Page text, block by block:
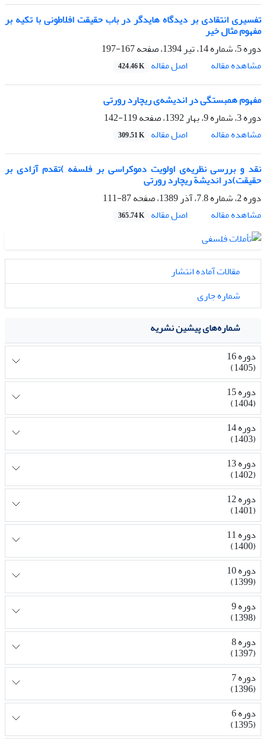
تفسیری انتقادی بر دیدگاه هایدگر در باب حقیقت افلاطونی با تکیه بر
مفهوم مثال خیر
دوره 5، شماره 14، تیر 1394، صفحه
167-197
مشاهده مقاله
اصل مقاله 424.46 K
مفهوم همبستگی در اندیشه‌ی ریچارد رورتی
دوره 3، شماره 9، بهار 1392، صفحه
119-142
مشاهده مقاله
اصل مقاله 309.51 K
نقد و بررسی نظریه‌ی اولویت دموکراسی بر فلسفه )تقدم آزادی بر
حقیقت)در اندیشة ریچارد رورتی
دوره 2، شماره 7.8، آذر 1389، صفحه
87-111
مشاهده مقاله
اصل مقاله 365.74 K
مقالات آماده انتشار
شماره جاری
شماره‌های پیشین نشریه
دوره 16
(1405)
دوره 15
(1404)
دوره 14
(1403)
دوره 13
(1402)
دوره 12
(1401)
دوره 11
(1400)
دوره 10
(1399)
دوره 9
(1398)
دوره 8
(1397)
دوره 7
(1396)
دوره 6
(1395)